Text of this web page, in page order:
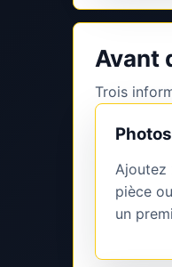
Avant
Trois
Ajoutez
pièce
un